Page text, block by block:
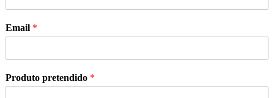
Email *
Produto pretendido *